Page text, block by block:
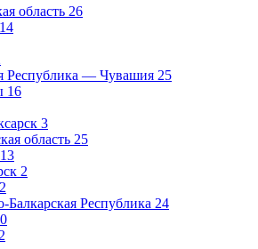
область 26
14
Республика — Чувашия 25
16
3
область 25
13
2
2
Балкарская Республика 24
2